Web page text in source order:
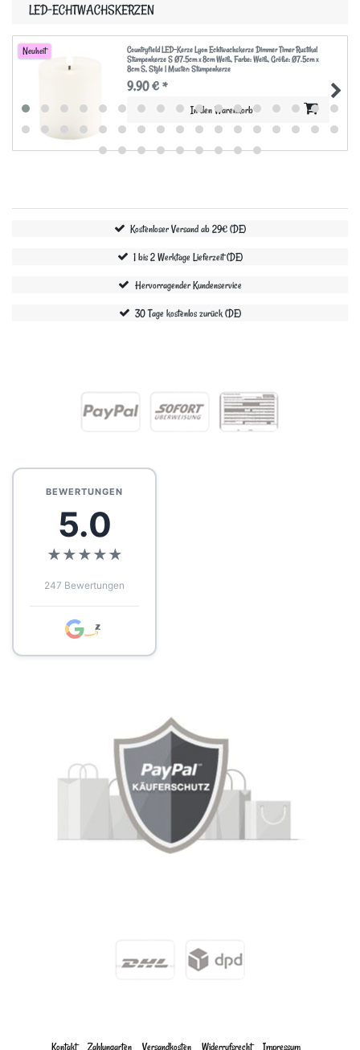
LED-ECHTWACHSKERZEN
Neuheit
Countryfield LED-Kerze Lyon Echtwachskerze Dimmer Timer Rustikal
Stumpenkerze S Ø7.5cm x 8cm Weiß, Farbe: Weiß, Größe: Ø7.5cm x
8cm S, Style | Muster: Stumpenkerze
9,90 € *
In den Warenkorb
Kostenloser Versand ab 29€ (DE)
1 bis 2 Werktage Lieferzeit (DE)
Hervorragender Kundenservice
30 Tage kostenlos zurück (DE)
BEWERTUNGEN
5.0
★★★★★
247 Bewertungen
Kontakt Zahlungarten Versandkosten Widerrufs­recht Impressum